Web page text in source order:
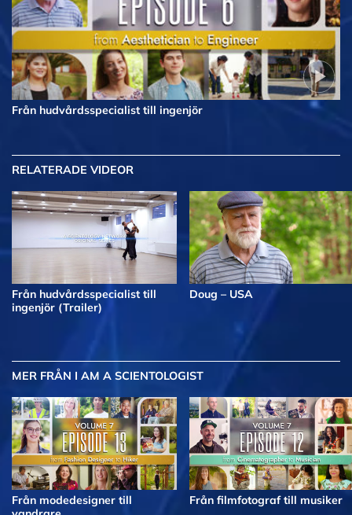
Från hudvårdsspecialist till ingenjör
RELATERADE VIDEOR
Från hudvårdsspecialist till
ingenjör (Trailer)
Doug – USA
MER FRÅN I AM A SCIENTOLOGIST
Från modedesigner till
Från filmfotograf till musiker